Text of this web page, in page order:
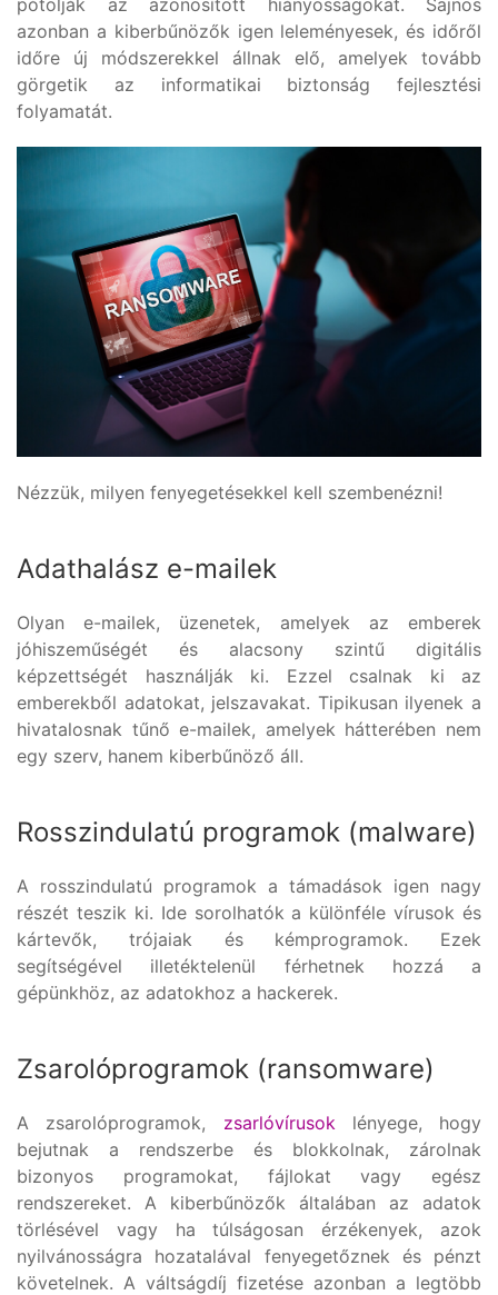
pótolják az azonosított hiányosságokat. Sajnos
azonban a kiberbűnözők igen leleményesek, és időről
időre új módszerekkel állnak elő, amelyek tovább
görgetik az informatikai biztonság fejlesztési
folyamatát.
Nézzük, milyen fenyegetésekkel kell szembenézni!
Adathalász e-mailek
Olyan e-mailek, üzenetek, amelyek az emberek
jóhiszeműségét és alacsony szintű digitális
képzettségét használják ki. Ezzel csalnak ki az
emberekből adatokat, jelszavakat. Tipikusan ilyenek a
hivatalosnak tűnő e-mailek, amelyek hátterében nem
egy szerv, hanem kiberbűnöző áll.
Rosszindulatú programok (malware)
A rosszindulatú programok a támadások igen nagy
részét teszik ki. Ide sorolhatók a különféle vírusok és
kártevők, trójaiak és kémprogramok. Ezek
segítségével illetéktelenül férhetnek hozzá a
gépünkhöz, az adatokhoz a hackerek.
Zsarolóprogramok (ransomware)
A zsarolóprogramok, zsarlóvírusok lényege, hogy
bejutnak a rendszerbe és blokkolnak, zárolnak
bizonyos programokat, fájlokat vagy egész
rendszereket. A kiberbűnözők általában az adatok
törlésével vagy ha túlságosan érzékenyek, azok
nyilvánosságra hozatalával fenyegetőznek és pénzt
követelnek. A váltságdíj fizetése azonban a legtöbb